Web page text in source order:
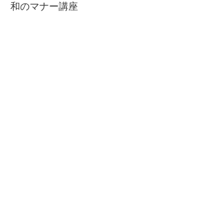
和のマナー講座